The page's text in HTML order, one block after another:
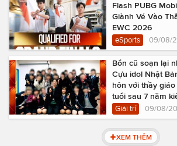
Flash PUBG
Giành Vé Vào
EWC 2026
eSports 09/08/
Bổn cũ soạn lại
Cựu idol Nhật
hôn với thầy
tuổi sau 7 năm
Giải trí 09/08/
XEM THÊM